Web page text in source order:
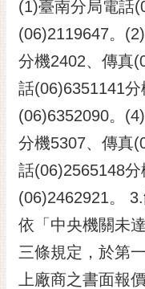
(1)臺南分局電話
(06)2119647。
分機2402、傳真
話(06)6351141
(06)6352090。
分機5307、傳真
話(06)2565148
(06)2462921。
依「中央機關未
三條規定，於第
上廠商之書面報